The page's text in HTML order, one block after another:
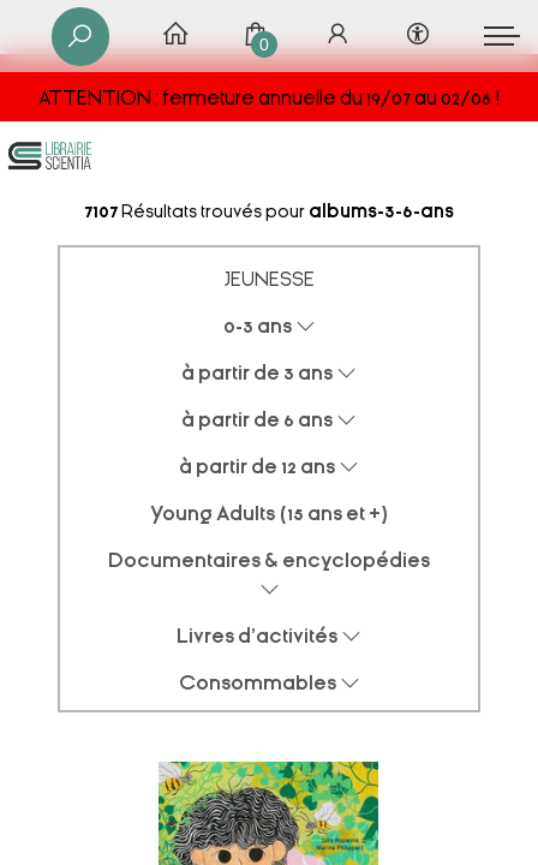
ATTENTION : fermeture annuelle du 19/07 au 02/08 !
0
7107 Résultats trouvés pour albums-3-6-ans
JEUNESSE
0-3 ans
à partir de 3 ans
à partir de 6 ans
à partir de 12 ans
Young Adults (15 ans et +)
Documentaires & encyclopédies
Livres d'activités
Consommables